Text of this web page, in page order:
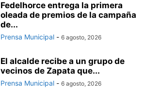
Fedelhorce entrega la primera
oleada de premios de la campaña
de...
Prensa Municipal - 6 agosto, 2026
El alcalde recibe a un grupo de
vecinos de Zapata que...
Prensa Municipal - 6 agosto, 2026